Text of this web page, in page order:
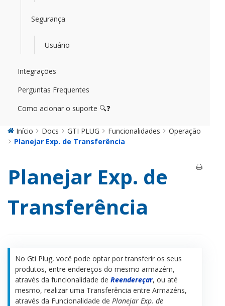
Segurança
Usuário
Integrações
Perguntas Frequentes
Como acionar o suporte 🔍❓
Início Docs GTI PLUG Funcionalidades
Operação
Planejar Exp. de Transferência
Planejar Exp. de
Transferência
No Gti Plug, você pode optar por transferir os seus
produtos, entre endereços do mesmo armazém,
através da funcionalidade de Reendereçar, ou até
mesmo, realizar uma Transferência entre Armazéns,
através da Funcionalidade de Planejar Exp. de